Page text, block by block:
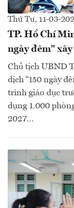
Thứ Tư, 11-03-
TP. Hồ Chí
ngày đêm"
Chủ tịch UBND
dịch “150 ngày
trình giáo dục
dụng 1.000
2027...